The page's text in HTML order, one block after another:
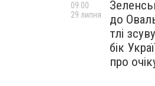
до
тлі
бік
про
09:00
29 липня